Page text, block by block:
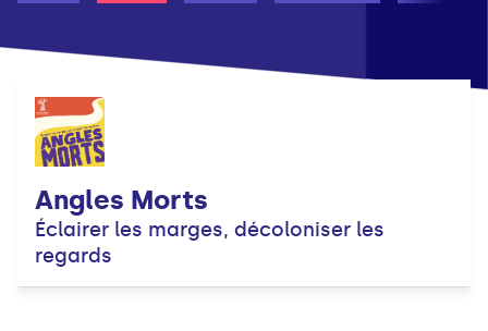
Angles Morts
Éclairer les marges, décoloniser les
regards